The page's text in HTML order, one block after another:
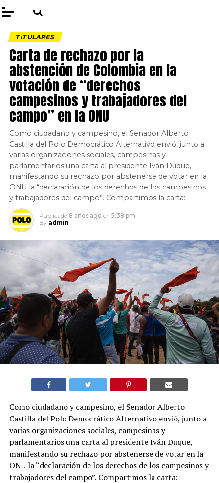
TITULARES
Carta de rechazo por la
abstención de Colombia en la
votación de “derechos
campesinos y trabajadores del
campo” en la ONU
Como ciudadano y campesino, el Senador Alberto
Castilla del Polo Democrático Alternativo envió, junto a
varias organizaciones sociales, campesinas y
parlamentarios una carta al presidente Iván Duque,
manifestando su rechazo por abstenerse de votar en la
ONU la “declaración de los derechos de los campesinos
y trabajadores del campo”. Compartimos la carta:
Publicado 8 años ago en 5:38 pm
By admin
Como ciudadano y campesino, el Senador Alberto
Castilla del Polo Democrático Alternativo envió, junto a
varias organizaciones sociales, campesinas y
parlamentarios una carta al presidente Iván Duque,
manifestando su rechazo por abstenerse de votar en la
ONU la “declaración de los derechos de los campesinos y
trabajadores del campo”. Compartimos la carta: